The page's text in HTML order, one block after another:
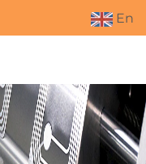
En
Angebot anfordern